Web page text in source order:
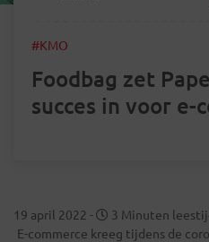
#KMO
Foodbag zet
succes in voor e-
19 april 2022 -
3 Minuten
E-commerce kreeg tijdens de